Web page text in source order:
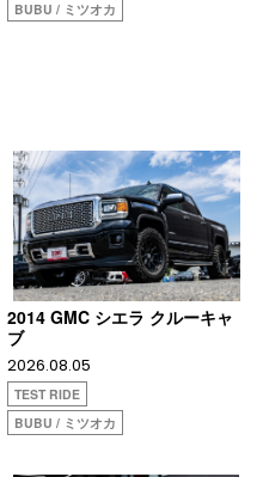
BUBU / ミツオカ
2014 GMC シエラ クルーキャ
ブ
2026.08.05
TEST RIDE
BUBU / ミツオカ